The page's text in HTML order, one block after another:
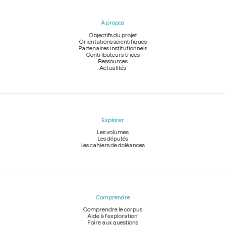
À propos
Objectifs du projet
Orientations scientifiques
Partenaires institutionnels
Contributeurs-trices
Ressources
Actualités
Explorer
Les volumes
Les députés
Les cahiers de doléances
Comprendre
Comprendre le corpus
Aide à l'exploration
Foire aux questions